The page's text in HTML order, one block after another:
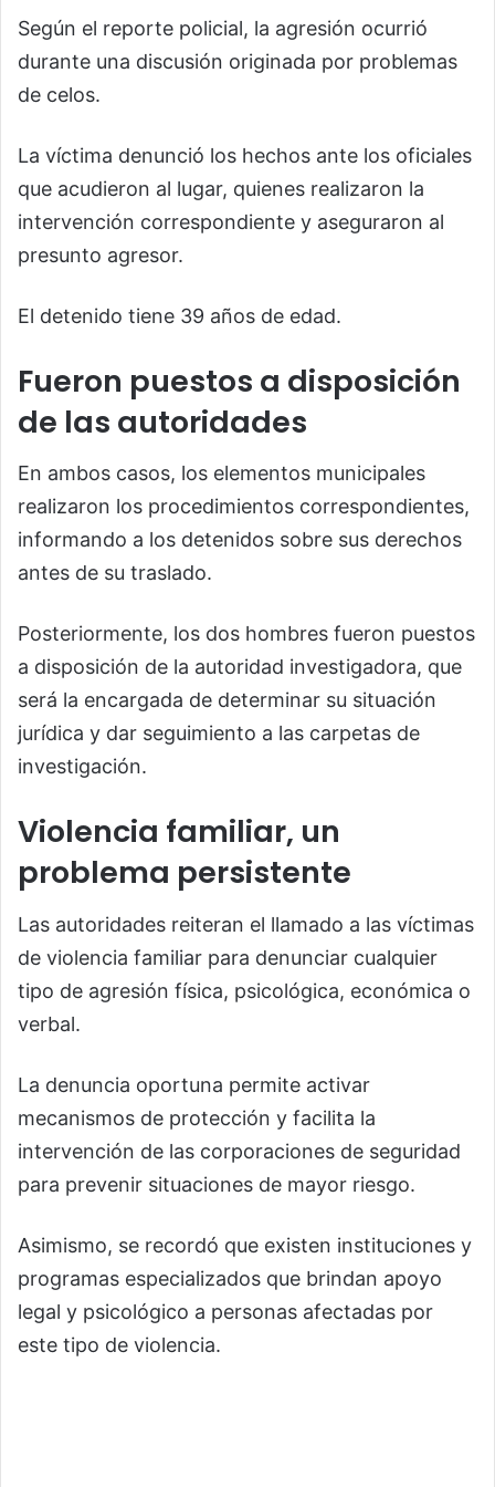
Según el reporte policial, la agresión ocurrió
durante una discusión originada por problemas
de celos.
La víctima denunció los hechos ante los oficiales
que acudieron al lugar, quienes realizaron la
intervención correspondiente y aseguraron al
presunto agresor.
El detenido tiene 39 años de edad.
Fueron puestos a disposición
de las autoridades
En ambos casos, los elementos municipales
realizaron los procedimientos correspondientes,
informando a los detenidos sobre sus derechos
antes de su traslado.
Posteriormente, los dos hombres fueron puestos
a disposición de la autoridad investigadora, que
será la encargada de determinar su situación
jurídica y dar seguimiento a las carpetas de
investigación.
Violencia familiar, un
problema persistente
Las autoridades reiteran el llamado a las víctimas
de violencia familiar para denunciar cualquier
tipo de agresión física, psicológica, económica o
verbal.
La denuncia oportuna permite activar
mecanismos de protección y facilita la
intervención de las corporaciones de seguridad
para prevenir situaciones de mayor riesgo.
Asimismo, se recordó que existen instituciones y
programas especializados que brindan apoyo
legal y psicológico a personas afectadas por
este tipo de violencia.